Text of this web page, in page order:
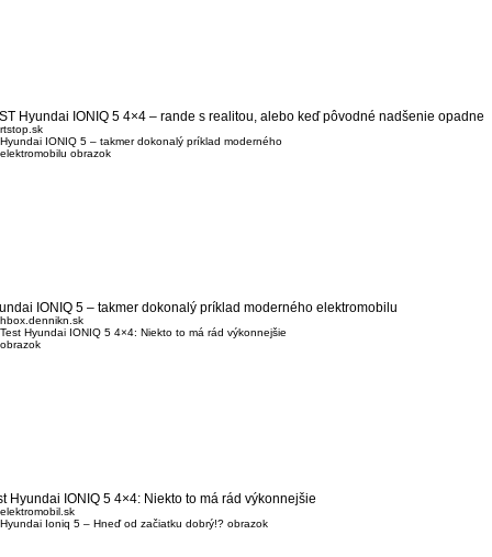
Hyundai IONIQ 5 4×4 – rande s realitou, alebo keď pôvodné nadšenie opadne
IONIQ 5 – takmer dokonalý príklad moderného elektromobilu
Hyundai IONIQ 5 4×4: Niekto to má rád výkonnejšie